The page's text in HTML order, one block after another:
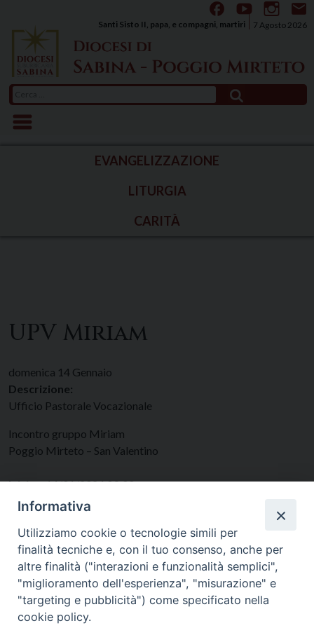
content
7 Agosto 2026
Santi Sisto II, papa, e compagni, martiri
per:
EVANGELIZZAZIONE
LITURGIA
CARITÀ
UPV Miriam
domenica 14 Gennaio
Descrizione:
Ufficio Pastorale Vocazionale
Incontro gruppo Miriam
Poggio Mirteto – San Valentino
Inizio: 14/01/2024 09:00
Fine: 14/01/2024 00:00
Informativa
Utilizziamo cookie o tecnologie simili per
finalità tecniche e, con il tuo consenso, anche per
altre finalità ("interazioni e funzionalità semplici",
"miglioramento dell'esperienza", "misurazione" e
"targeting e pubblicità") come specificato nella
cookie policy.